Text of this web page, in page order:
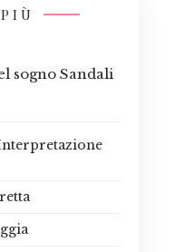
sogno Sandali